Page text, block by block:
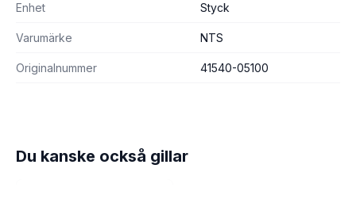
Enhet Styck
Varumärke NTS
Originalnummer 41540-05100
Du kanske också gillar